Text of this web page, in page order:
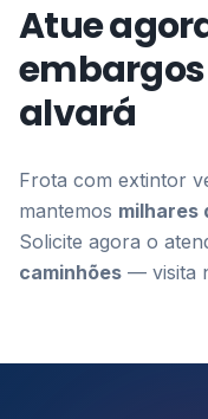
Atue
embargos
alvará
Frota com extintor
mantemos milhares
Solicite agora o
caminhões — visita